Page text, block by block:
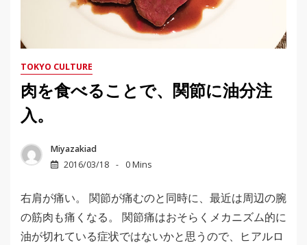
TOKYO CULTURE
肉を食べることで、関節に油分注
入。
Miyazakiad
2016/03/18
0 Mins
右肩が痛い。 関節が痛むのと同時に、最近は周辺の腕
の筋肉も痛くなる。 関節痛はおそらくメカニズム的に
油が切れている症状ではないかと思うので、ヒアルロ